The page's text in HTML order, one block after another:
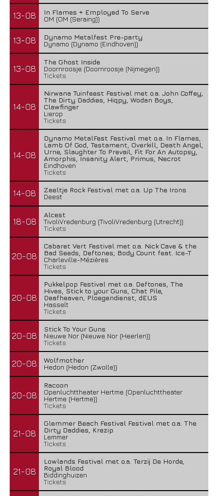
13-08
In Flames + Employed To Serve
OM (OM (Seraing))
13-08
Dynamo Metalfest Pre-party
Dynamo (Dynamo (Eindhoven))
13-08
The Ghost Inside
Doornroosje (Doornroosje (Nijmegen))
Tickets
14-08
Nirwana Tuinfeest Festival met o.a. John Coffey,
The Dirty Daddies, Hiqpy, Wodan Boys,
Clawfinger
Lierop
Tickets
14-08
Dynamo MetalFest Festival met o.a. In Flames,
Lamb Of God, Testament, Overkill, Death Angel,
Urne, Slaughter To Prevail, Fit For An Autopsy,
Amorphis, Insanity Alert, Primus, Necrot
Eindhoven
Tickets
14-08
Zeeltje Rock Festival met o.a. Up The Irons
Deest
18-08
Alcest
TivoliVredenburg (TivoliVredenburg (Utrecht))
Tickets
20-08
Cabaret Vert Festival met o.a. Nick Cave & the
Bad Seeds, Deftones, Body Count feat. Ice-T
Charleville-Mézières
Tickets
20-08
Pukkelpop Festival met o.a. Deftones, The
Hives, Stick to your Guns, Chat Pile,
Deafheaven, Ploegendienst, dEUS
Hasselt
Tickets
20-08
Stick To Your Guns
Nieuwe Nor (Nieuwe Nor (Heerlen))
Tickets
20-08
Wolfmother
Hedon (Hedon (Zwolle))
20-08
Racoon
Openluchttheater Hertme (Openluchttheater
Hertme (Hertme))
Tickets
21-08
Glemmer Beach Festival Festival met o.a. The
Dirty Daddies, Krezip
Lemmer
Tickets
21-08
Lowlands Festival met o.a. Terzij De Horde,
Royal Blood
Biddinghuizen
Tickets